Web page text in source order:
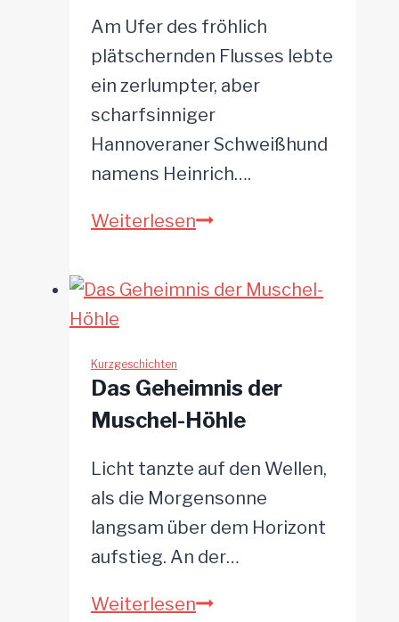
Am Ufer des fröhlich
plätschernden Flusses lebte
ein zerlumpter, aber
scharfsinniger
Hannoveraner Schweißhund
namens Heinrich….
WeiterlesenDas
des
Kurzgeschichten
Das Geheimnis der
Muschel-Höhle
Licht tanzte auf den Wellen,
als die Morgensonne
langsam über dem Horizont
aufstieg. An der…
WeiterlesenDas